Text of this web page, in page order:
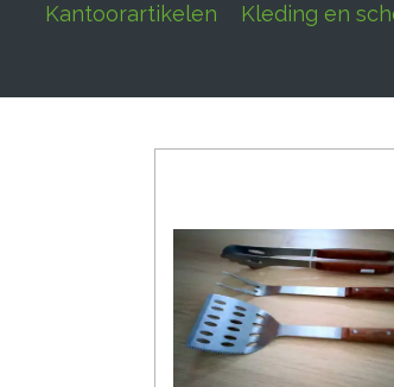
Kantoorartikelen Kleding en